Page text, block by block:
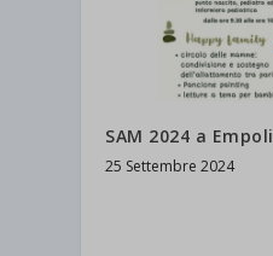
SAM 2024 a Empoli
25 Settembre 2024